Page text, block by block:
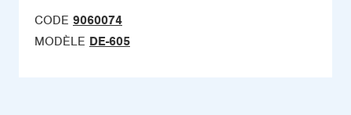
CODE 9060074
MODÈLE DE-605